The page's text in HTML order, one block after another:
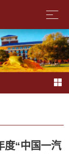
度“中国一汽